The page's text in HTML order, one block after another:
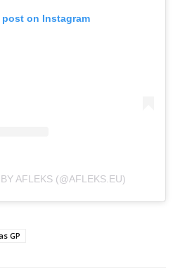
on Instagram
AFLEKS (@AFLEKS.EU)
GP